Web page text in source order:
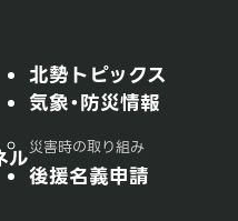
ル
北勢トピックス
気象・防災情報
災害時の取り組み
後援名義申請